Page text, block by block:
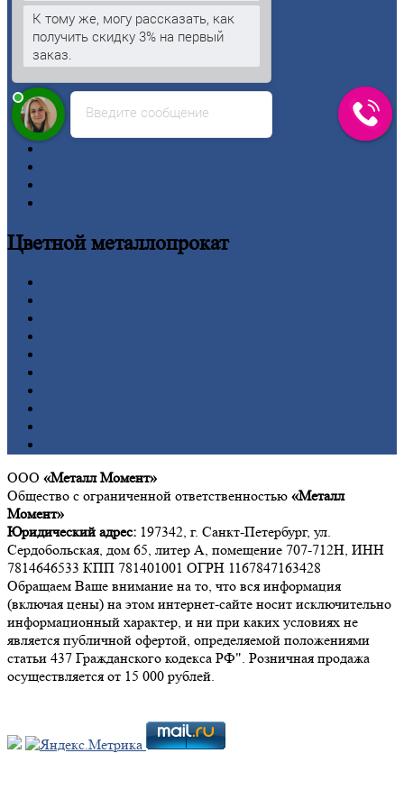
Арматура
Двутавроваябалка (двутавр)
Квадрат
Лист
Проволока
Рельсы
Цветнойметаллопрокат
ООО «Металл Момент»
Общество с ограниченной ответственностью «Металл
Момент»
Юридический адрес: 197342, г. Санкт-Петербург, ул.
Сердобольская, дом 65, литер А, помещение 707-712Н, ИНН
7814646533 КПП 781401001 ОГРН 1167847163428
Обращаем Ваше внимание на то, что вся информация
(включая цены) на этом интернет-сайте носит исключительно
информационный характер, и ни при каких условиях не
является публичной офертой, определяемой положениями
статьи 437 Гражданского кодекса РФ". Розничная продажа
осуществляется от 15 000 рублей.
Введите сообщение
К тому же, могу рассказать, как
получить скидку 3% на первый
заказ.